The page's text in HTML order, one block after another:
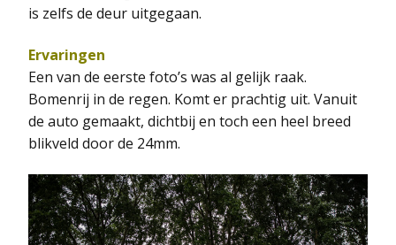
is zelfs de deur uitgegaan.
Ervaringen
Een van de eerste foto’s was al gelijk raak.
Bomenrij in de regen. Komt er prachtig uit. Vanuit
de auto gemaakt, dichtbij en toch een heel breed
blikveld door de 24mm.